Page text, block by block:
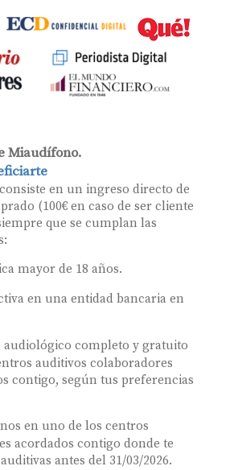
Miaudífono.
en un ingreso directo de
(100€ en caso de ser cliente
que se cumplan las
mayor de 18 años.
en una entidad bancaria en
audiológico completo y gratuito
auditivos colaboradores
contigo, según tus preferencias
en uno de los centros
acordados contigo donde te
antes del 31/03/2026.